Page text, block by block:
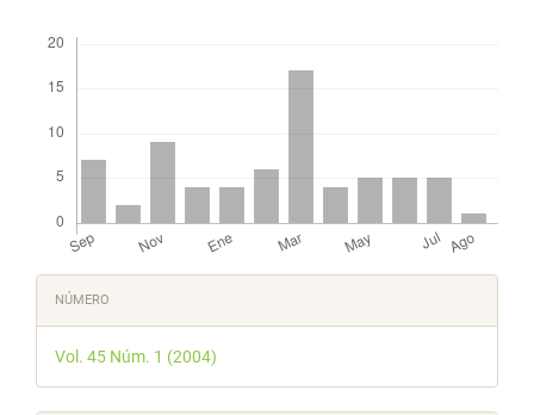
Detalles
del
artículo
NÚMERO
Vol. 45 Núm. 1 (2004)